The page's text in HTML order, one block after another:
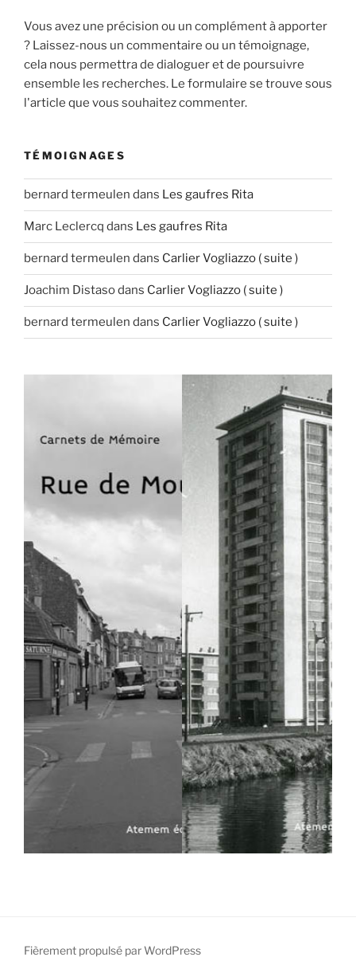
Vous avez une précision ou un complément à apporter
? Laissez-nous un commentaire ou un témoignage,
cela nous permettra de dialoguer et de poursuivre
ensemble les recherches. Le formulaire se trouve sous
l'article que vous souhaitez commenter.
TÉMOIGNAGES
bernard termeulen dans Les gaufres Rita
Marc Leclercq dans Les gaufres Rita
bernard termeulen dans Carlier Vogliazzo ( suite )
Joachim Distasodans Carlier Vogliazzo ( suite )
bernard termeulen dans Carlier Vogliazzo ( suite )
Fièrement propulsé par WordPress